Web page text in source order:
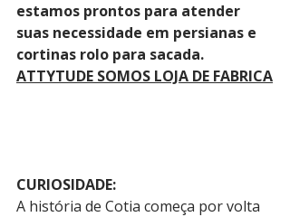
estamos prontos para atender
suas necessidade em persianas e
cortinas rolo para sacada.
ATTYTUDE SOMOS LOJA DE FABRICA
CURIOSIDADE:
A história de Cotia começa por volta